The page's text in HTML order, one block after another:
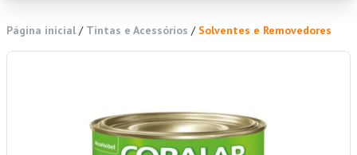
Página inicial / Tintas e Acessórios / Solventes e Removedores